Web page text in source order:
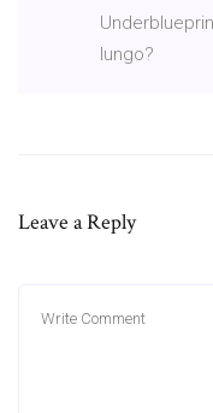
lungo?
Leave a Reply